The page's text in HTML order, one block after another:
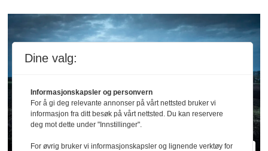
Dine valg:
Informasjonskapsler og personvern
For å gi deg relevante annonser på vårt nettsted bruker vi
informasjon fra ditt besøk på vårt nettsted. Du kan reservere
deg mot dette under "Innstillinger".
For øvrig bruker vi informasjonskapsler og lignende verktøy for